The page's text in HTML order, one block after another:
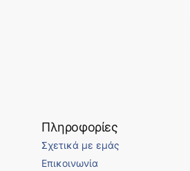
Πληροφορίες
Σχετικά με εμάς
Επικοινωνία